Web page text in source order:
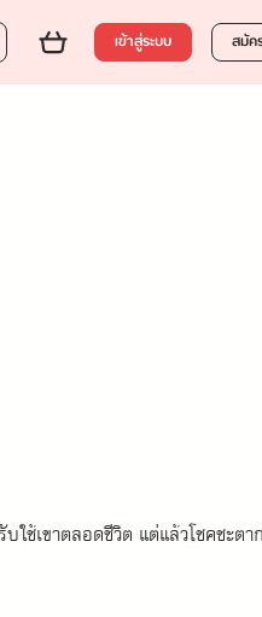
เข้าสู่ระบบ สมัค
% 199.00
ส่งของขวัญ ใ
ช้เขาตลอดชีวิต แต่แล้วโชคชะ